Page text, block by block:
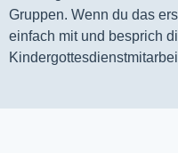
Gruppen. Wenn du das
einfach mit und besprich